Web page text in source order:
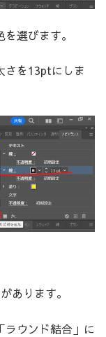
選びます。
さを13ptにしま
あります。
ウンド結合」に